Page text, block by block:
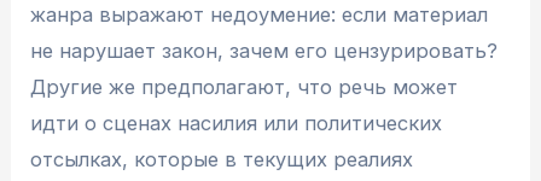
жанра выражают недоумение: если материал
не нарушает закон, зачем его цензурировать?
Другие же предполагают, что речь может
идти о сценах насилия или политических
отсылках, которые в текущих реалиях